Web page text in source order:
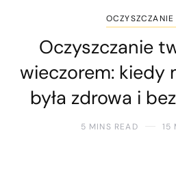
OCZYSZCZANIE
Oczyszczanie
wieczorem: kiedy
była zdrowa i
5 MINS READ 15